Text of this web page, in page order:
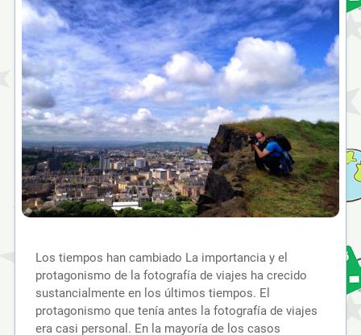
Los tiempos han cambiado La importancia y el
protagonismo de la fotografía de viajes ha crecido
sustancialmente en los últimos tiempos. El
protagonismo que tenía antes la fotografía de viajes
era casi personal. En la mayoría de los casos